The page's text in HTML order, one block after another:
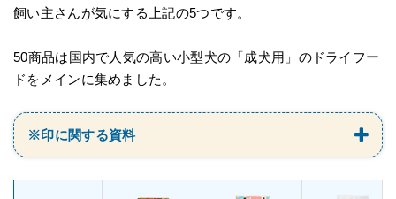
飼い主さんが気にする上記の5つです。
50商品は国内で人気の高い小型犬の「成犬用」のドライフー
ドをメインに集めました。
※印に関する資料